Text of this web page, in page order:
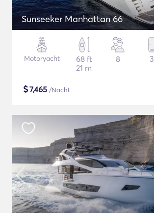
Sunseeker Manhattan 66
Motoryacht
68 ft
21 m
8 3
$7,465 /Nacht